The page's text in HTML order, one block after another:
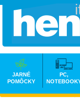
JARNÉ
POMÔCKY
PC,